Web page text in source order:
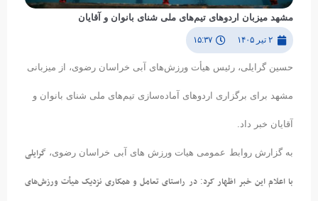
مشهد میزبان اردوهای تیم‌های ملی شنای بانوان و آقایان
۲ تیر ۱۴۰۵ ۱۵:۳۷
حسین گرایلی، رئیس هیأت ورزش‌های آبی خراسان رضوی، از میزبانی
مشهد برای برگزاری اردوهای آماده‌سازی تیم‌های ملی شنای بانوان و
آقایان خبر داد.
به گزارش روابط عمومی هیات ورزش های آبی خراسان رضوی، گرایلی
با اعلام این خبر اظهار کرد: در راستای تعامل و همکاری نزدیک هیأت ورزش‌های